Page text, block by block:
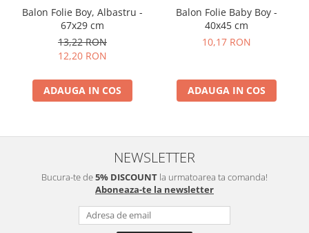
Balon Folie Boy, Albastru -
67x29 cm
13,22 RON
12,20 RON
ADAUGA IN COS
Balon Folie Baby Boy -
40x45 cm
10,17 RON
ADAUGA IN COS
NEWSLETTER
Bucura-te de5% DISCOUNT la urmatoarea ta comanda!
Aboneaza-te la newsletter